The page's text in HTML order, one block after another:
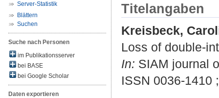
Server-Statistik
Blättern
Suchen
Suche nach Personen
im Publikationsserver
bei BASE
bei Google Scholar
Daten exportieren
Titelangaben
Kreisbeck,
Loss of double-
In: SIAM journal
ISSN 0036-1410